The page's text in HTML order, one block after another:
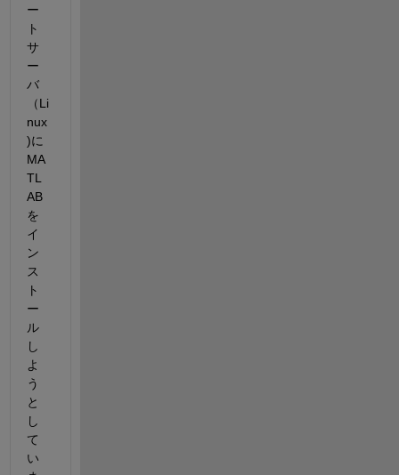
ー
ト
サ
ー
バ
（Li
nux
)に
MA
TL
AB
を
イ
ン
ス
ト
ー
ル
し
よ
う
と
し
て
い